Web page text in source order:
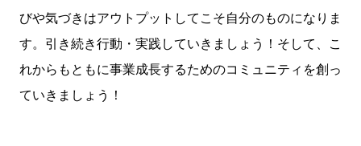
びや気づきはアウトプットしてこそ自分のものになりま
す。引き続き行動・実践していきましょう！そして、こ
れからもともに事業成長するためのコミュニティを創っ
ていきましょう！